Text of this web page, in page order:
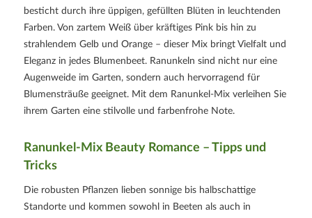
besticht durch ihre üppigen, gefüllten Blüten in leuchtenden
Farben. Von zartem Weiß über kräftiges Pink bis hin zu
strahlendem Gelb und Orange – dieser Mix bringt Vielfalt und
Eleganz in jedes Blumenbeet. Ranunkeln sind nicht nur eine
Augenweide im Garten, sondern auch hervorragend für
Blumensträuße geeignet. Mit dem Ranunkel-Mix verleihen Sie
ihrem Garten eine stilvolle und farbenfrohe Note.
Ranunkel-Mix Beauty Romance – Tipps und
Tricks
Die robusten Pflanzen lieben sonnige bis halbschattige
Standorte und kommen sowohl in Beeten als auch in